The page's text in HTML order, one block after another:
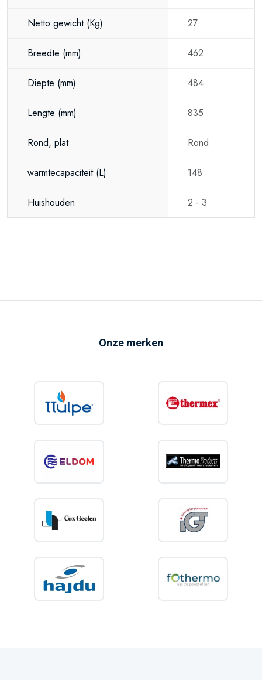
De boiler is uitgerust met:
Zesvoudig veiligheidssysteem
Oververhittingsbeveiliging
IP24 spatwaterbescherming
CE-certificering
Zo bent u verzekerd van een veilige en betrouwbare
Geëmailleerde binnen-tank met zirkoniumcoating
Uitstekende thermische isolatie
Europese topkwaliteit
Waarom kiezen voor de Eldom
Netto gewicht (Kg) 27
Breedte (mm) 462
Diepte (mm) 484
Lengte (mm) 835
Rond, plat Rond
warmtecapaciteit (L) 148
Huishouden 2 - 3
Onze merken